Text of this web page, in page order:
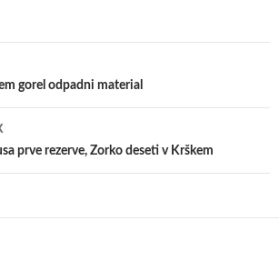
gorel odpadni material
prve rezerve, Zorko deseti v Krškem